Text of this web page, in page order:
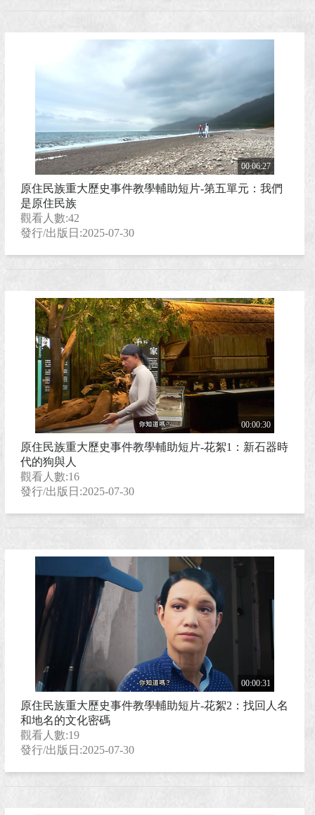
00:06:27
原住民族重大歷史事件教學輔助短片-第五單元：我們
是原住民族
觀看人數:42
發行/出版日:2025-07-30
00:00:30
原住民族重大歷史事件教學輔助短片-花絮1：新石器時
代的狗與人
觀看人數:16
發行/出版日:2025-07-30
00:00:31
原住民族重大歷史事件教學輔助短片-花絮2：找回人名
和地名的文化密碼
觀看人數:19
發行/出版日:2025-07-30